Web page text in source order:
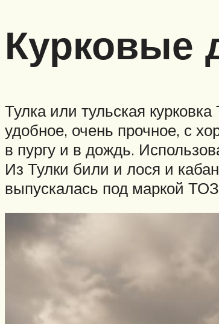
Курковые
Тулка или тульская
удобное, очень прочное, с
в пургу и в дождь.
Из Тулки били и лося и
выпускалась под маркой